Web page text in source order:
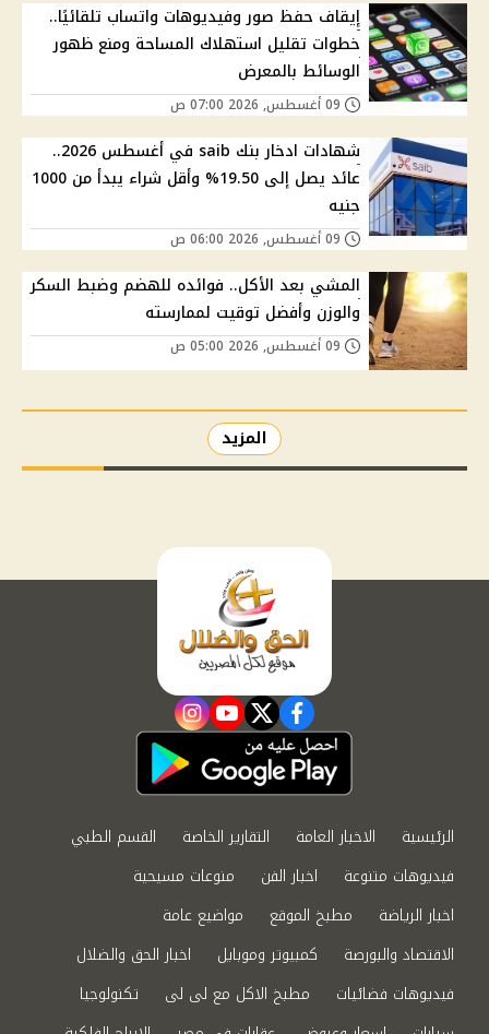
إيقاف حفظ صور وفيديوهات واتساب تلقائيًا..
خطوات تقليل استهلاك المساحة ومنع ظهور
الوسائط بالمعرض
شهادات ادخار بنك saib في أغسطس 2026..
عائد يصل إلى 19.50% وأقل شراء يبدأ من 1000
جنيه
المشي بعد الأكل.. فوائده للهضم وضبط السكر
والوزن وأفضل توقيت لممارسته
المزيد
facebook
twitter
youtube
instagram
الرئيسية الاخبار العامة التقارير الخاصة
القسم الطبي
فيديوهات متنوعة
اخبار الفن
منوعات مسيحية
اخبار الرياضة
مطبخ الموقع
مواضيع عامة
الاقتصاد والبورصة
كمبيوتر وموبايل
اخبار الحق والضلال
فيديوهات فضائيات
مطبخ الاكل مع لى لى
تكنولوجيا